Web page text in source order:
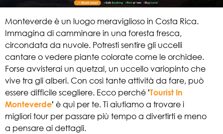
Monteverde è un luogo meraviglioso in Costa Rica.
Immagina di camminare in una foresta fresca,
circondata da nuvole. Potresti sentire gli uccelli
cantare o vedere piante colorate come le orchidee.
Forse avvisterai un quetzal, un uccello variopinto che
vive tra gli alberi. Con così tante attività da fare, può
essere difficile scegliere. Ecco perché 'Tourist In
Monteverde' è qui per te. Ti aiutiamo a trovare i
migliori tour per passare più tempo a divertirti e meno
a pensare ai dettagli.